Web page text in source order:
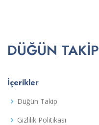
DÜĞÜN TAKIP
İçerikler
Düğün Takip
Gizlilik Politikası